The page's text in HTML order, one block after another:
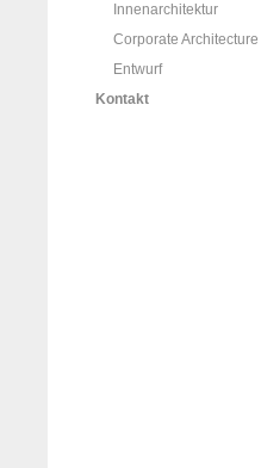
Innenarchitektur
Corporate Architecture
Entwurf
Kontakt